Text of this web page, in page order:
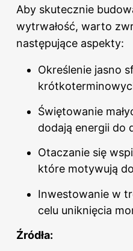
Aby skutecznie
wytrwałość, warto
następujące aspekty:
Określenie jasno
Świętowanie
dodają energii do
Otaczanie się
które motywują
Inwestowanie w
celu uniknięcia
Źródła: